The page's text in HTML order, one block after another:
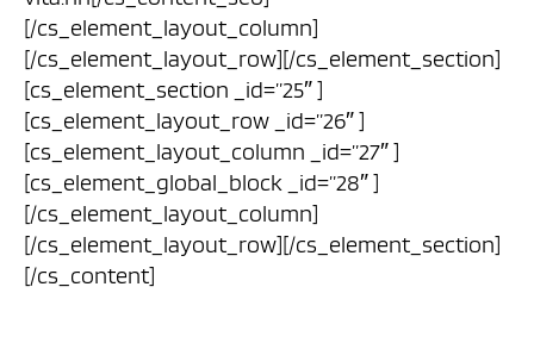
[/cs_element_layout_column]
[/cs_element_layout_row][/cs_element_section]
[cs_element_section _id=”25″ ]
[cs_element_layout_row _id=”26″ ]
[cs_element_layout_column _id=”27″ ]
[cs_element_global_block _id=”28″ ]
[/cs_element_layout_column]
[/cs_element_layout_row][/cs_element_section]
[/cs_content]